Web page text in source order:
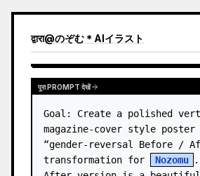
द्वारा@のぞむ＊AIイラスト
पूरा PROMPT देखें
Goal: Create a polished
magazine-cover style poster
“gender-reversal Before /
transformation for
Nozomu